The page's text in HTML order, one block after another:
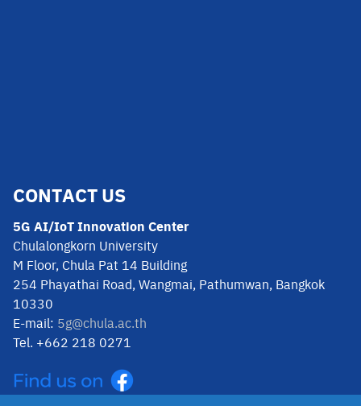
CONTACT US
5G AI/IoT Innovation Center
Chulalongkorn University
M Floor, Chula Pat 14 Building
254 Phayathai Road, Wangmai, Pathumwan, Bangkok
10330
E-mail: 5g@chula.ac.th
Tel. +662 218 0271